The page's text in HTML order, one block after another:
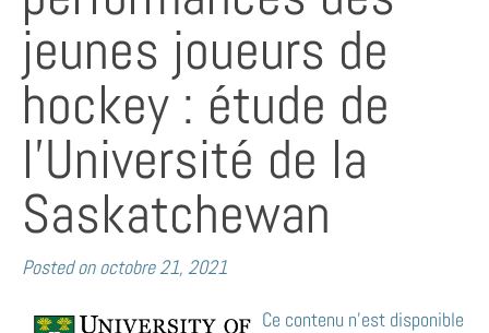
jeunes joueurs de
hockey : étude de
l’Université de la
Saskatchewan
Posted on octobre 21, 2021
Ce contenu n’est disponible